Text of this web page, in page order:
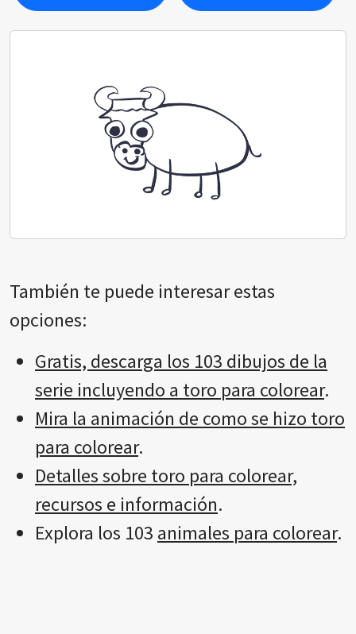
También te puede interesar estas
opciones:
Gratis, descarga los 103 dibujos de la
serie incluyendo a toro para colorear.
Mira la animación de como se hizo toro
para colorear.
Detalles sobre toro para colorear,
recursos e información.
Explora los 103 animales para colorear.